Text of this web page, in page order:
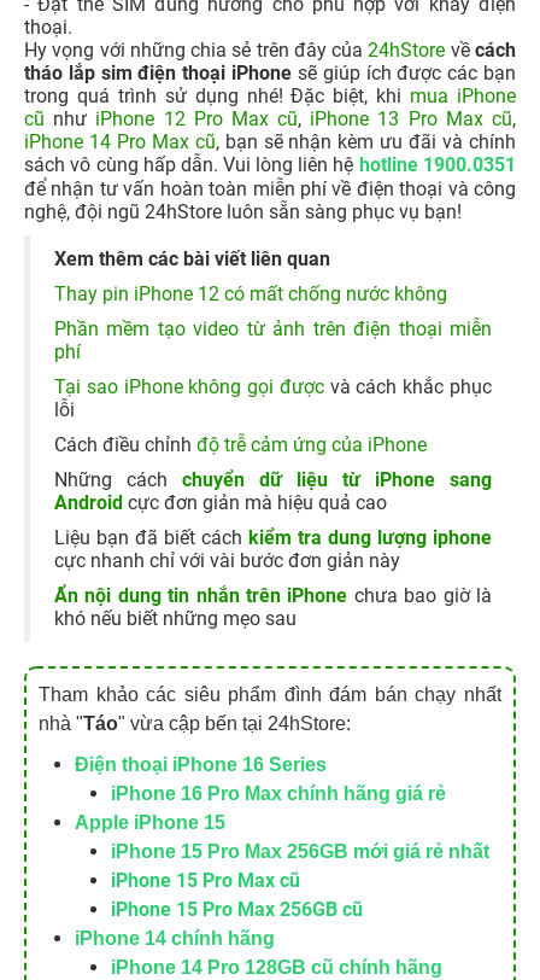
thoại.
Hy vọng với những chia sẻ trên đây của24hStore vềcách
tháo lắp sim điện thoại iPhone sẽ giúp ích được các bạn
trong quá trình sử dụng nhé! Đặc biệt, khi mua iPhone
cũ như iPhone 12 Pro Max cũ, iPhone 13 Pro Max cũ,
iPhone 14 Pro Max cũ, bạn sẽ nhận kèm ưu đãi và chính
sách vô cùng hấp dẫn. Vui lòng liên hệ hotline 1900.0351
để nhận tư vấn hoàn toàn miễn phí về điện thoại và công
nghệ, đội ngũ 24hStore luôn sẵn sàng phục vụ bạn!
Xem thêm các bài viết liên quan
Thay pin iPhone 12 có mất chống nước không
Phần mềm tạo video từ ảnh trên điện thoại miễn
phí
Tại sao iPhone không gọi đượcvà cách khắc phục
lỗi
Cách điều chỉnh độ trễ cảm ứng của iPhone
Những cách chuyển dữ liệu từ iPhone sang
Android cực đơn giản mà hiệu quả cao
Liệu bạn đã biết cách kiểm tra dung lượng iphone
cực nhanh chỉ với vài bước đơn giản này
Ẩn nội dung tin nhắn trên iPhone chưa bao giờ là
khó nếu biết những mẹo sau
Tham khảo các siêu phẩm đình đám bán chạy nhất
nhà "Táo" vừa cập bến tại 24hStore:
Điện thoại iPhone 16 Series
iPhone 16 Pro Max chính hãng giá rẻ
Apple iPhone 15
iPhone 15 Pro Max 256GB mới giá rẻ nhất
iPhone 15 Pro Max cũ
iPhone 15 Pro Max 256GB cũ
iPhone 14 chính hãng
iPhone 14 Pro 128GB cũ chính hãng